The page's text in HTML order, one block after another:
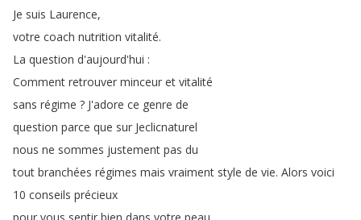
Je suis Laurence,
votre coach nutrition vitalité.
La question d'aujourd'hui :
Comment retrouver minceur et vitalité
sans régime ? J'adore ce genre de
question parce que sur Jeclicnaturel
nous ne sommes justement pas du
tout branchées régimes mais vraiment style de vie. Alors voici
10 conseils précieux